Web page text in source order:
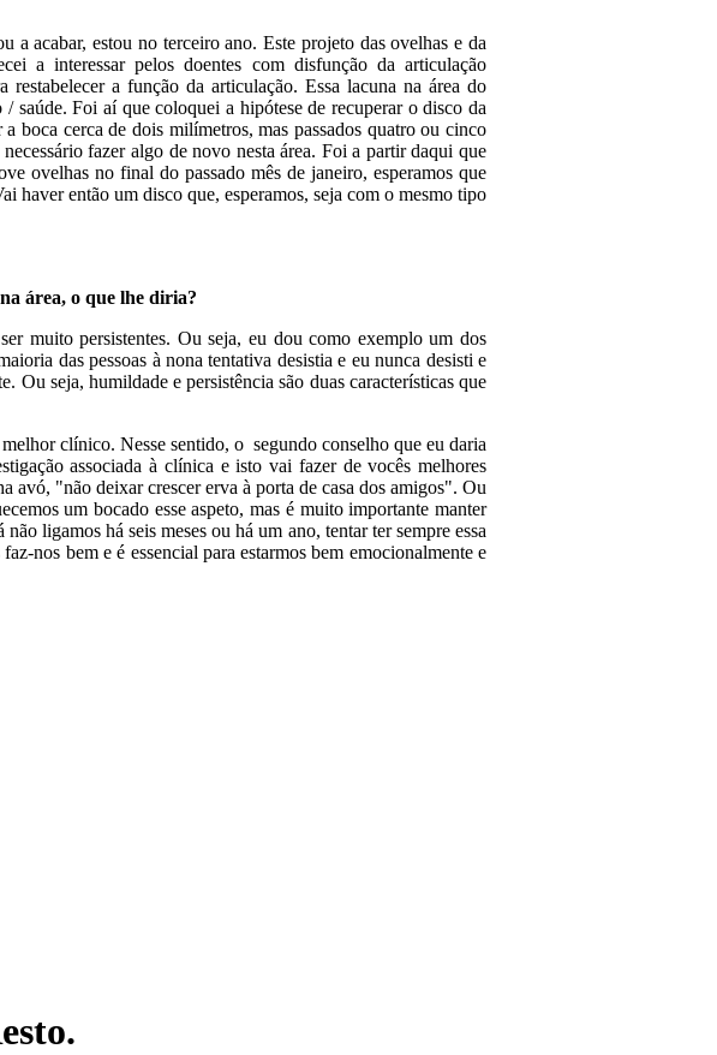
acabar, estou no terceiro ano. Este projeto das ovelhas e da
a interessar pelos doentes com disfunção da articulação
a função da articulação. Essa lacuna na área do
saúde. Foi aí que coloquei a hipótese de recuperar o disco da
boca cerca de dois milímetros, mas passados quatro ou cinco
fazer algo de novo nesta área. Foi a partir daqui que
ovelhas no final do passado mês de janeiro, esperamos que
haver então um disco que, esperamos, seja com o mesmo tipo
área, o que lhe diria?
muito persistentes. Ou seja, eu dou como exemplo um dos
das pessoas à nona tentativa desistia e eu nunca desisti e
Ou seja, humildade e persistência são duas características que
clínico. Nesse sentido, o segundo conselho que eu daria
associada à clínica e isto vai fazer de vocês melhores
avó, "não deixar crescer erva à porta de casa dos amigos". Ou
um bocado esse aspeto, mas é muito importante manter
ligamos há seis meses ou há um ano, tentar ter sempre essa
nos bem e é essencial para estarmos bem emocionalmente e